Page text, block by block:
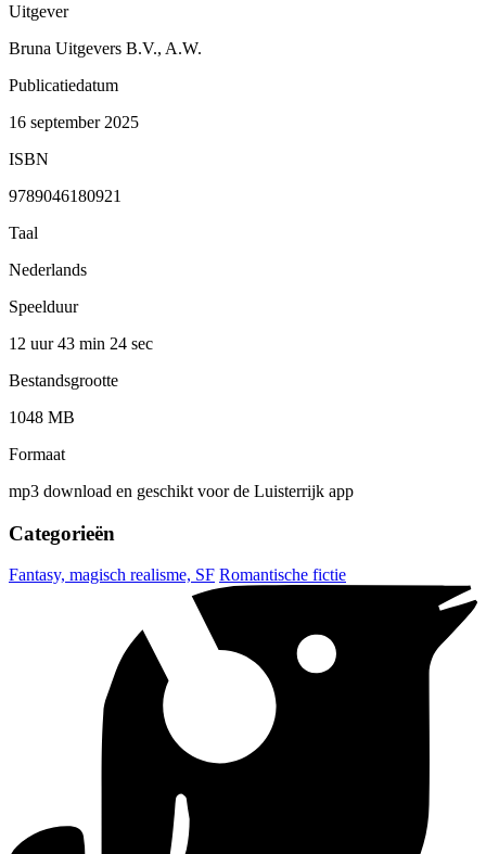
Uitgever
Bruna Uitgevers B.V., A.W.
Publicatiedatum
16 september 2025
ISBN
9789046180921
Taal
Nederlands
Speelduur
12 uur 43 min 24 sec
Bestandsgrootte
1048 MB
Formaat
mp3 download en geschikt voor de Luisterrijk app
Categorieën
Fantasy, magisch realisme, SF Romantische fictie